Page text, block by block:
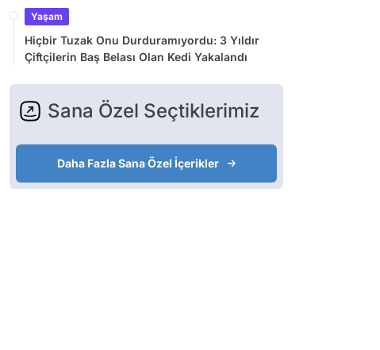
Yaşam
Hiçbir Tuzak Onu Durduramıyordu: 3 Yıldır
Çiftçilerin Baş Belası Olan Kedi Yakalandı
Sana Özel Seçtiklerimiz
Daha Fazla Sana Özel İçerikler